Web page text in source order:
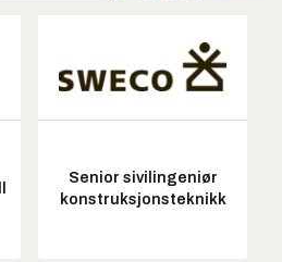
Senior sivilingeniør
konstruksjonsteknikk